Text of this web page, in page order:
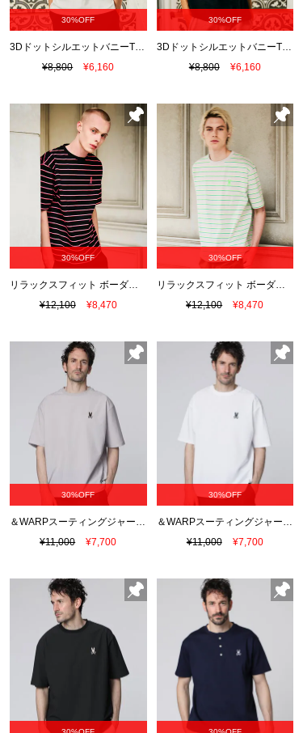
30%OFF
3DドットシルエットバニーTシャツ
¥8,800
¥6,160
30%OFF
3DドットシルエットバニーTシャツ
¥8,800
¥6,160
30%OFF
¥12,100
¥8,470
30%OFF
リラックスフィット ボーダーTシャツ
¥12,100
¥8,470
30%OFF
＆WARPスーティングジャージー リラックスTシャツ
¥11,000
¥7,700
30%OFF
＆WARPスーティングジャージー リラックスTシャツ
¥11,000
¥7,700